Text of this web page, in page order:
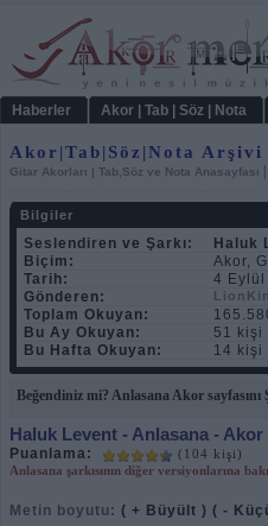
Haberler Akor | Tab | Söz | Nota
Akor|Tab|Söz|Nota Arşivi
Gitar Akorları | Tab,Söz ve Nota Anasayfası
Bilgiler
Seslendiren ve Şarkı: Haluk
Biçim:
Akor,
Tarih:
4 Eylül
Gönderen:
Toplam Okuyan:
Bu Ay Okuyan:
51 kişi
Bu Hafta Okuyan:
14 kişi
Beğendiniz mi? Anlasana Akor sayfasını
Haluk Levent - Anlasana - Akor
Puanlama:
(104 kişi)
Anlasana şarkısının diğer versiyonlarına
Metin boyutu: ( + Büyült ) ( -